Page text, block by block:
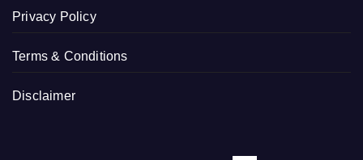
Privacy Policy
Terms & Conditions
Disclaimer